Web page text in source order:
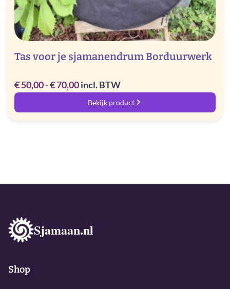
Tas voor je sjamanendrum Borduurwerk
€50,00-€70,00Rango
de
precios:
incl. BTW
Bekijk product
Sjamaan.nl
Shop